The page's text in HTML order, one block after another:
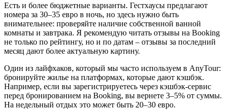
Есть и более бюджетные варианты. Гестхаусы предлагают
номера за 30–35 евро в ночь, но здесь нужно быть
внимательнее: проверяйте наличие собственной ванной
комнаты и завтрака. Я рекомендую читать отзывы на Booking
не только по рейтингу, но и по датам – отзывы за последний
месяц дают более актуальную картину.
Один из лайфхаков, который мы часто используем в AnyTour:
бронируйте жилье на платформах, которые дают кэшбэк.
Например, если вы зарегистрируетесь через кэшбэк-сервис
перед бронированием на Booking, вы вернете 3–5% от суммы.
На недельный отдых это может быть 20–30 евро.